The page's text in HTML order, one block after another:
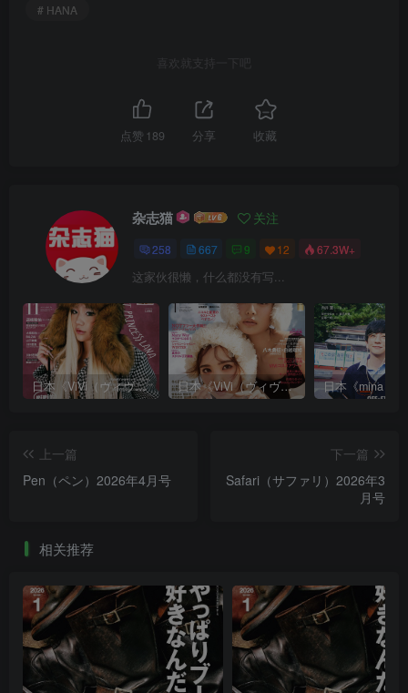
# HANA
喜欢就支持一下吧
点赞 189 分享 收藏
杂志猫 关注
258 667 9 12 67.3W+
这家伙很懒，什么都没有写...
日本《ViVi（ヴィヴィ）》女性流行时尚杂志 PDF电子版【2025年·全年订阅】 日本《ViVi（ヴィヴィ）》女性流行时尚杂志 PDF电子版【2024年·全年订阅】
上一篇
Pen（ペン）2026年4月号
下一篇
Safari（サファリ）2026年3
月号
相关推荐